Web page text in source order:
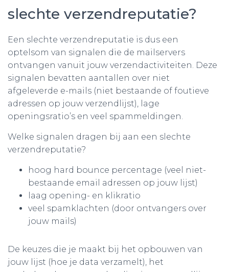
slechte verzendreputatie?
Een slechte verzendreputatie is dus een
optelsom van signalen die de mailservers
ontvangen vanuit jouw verzendactiviteiten. Deze
signalen bevatten aantallen over niet
afgeleverde e-mails (niet bestaande of foutieve
adressen op jouw verzendlijst), lage
openingsratio’s en veel spammeldingen.
Welke signalen dragen bij aan een slechte
verzendreputatie?
hoog hard bounce percentage (veel niet-
bestaande email adressen op jouw lijst)
laag opening- en klikratio
veel spamklachten (door ontvangers over
jouw mails)
De keuzes die je maakt bij het opbouwen van
jouw lijst (hoe je data verzamelt), het